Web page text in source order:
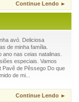
Continue Lendo ►
avó. Deliciosa
de minha família.
nas ceias natalinas.
especiais. Vamos
Pavê de Pêssego Do que
de mi...
Continue Lendo ►